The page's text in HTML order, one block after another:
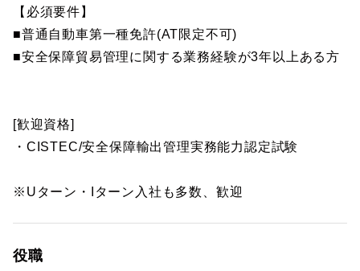
【必須要件】
■普通自動車第一種免許(AT限定不可)
■安全保障貿易管理に関する業務経験が3年以上ある方
[歓迎資格]
・CISTEC/安全保障輸出管理実務能力認定試験
※Uターン・Iターン入社も多数、歓迎
役職